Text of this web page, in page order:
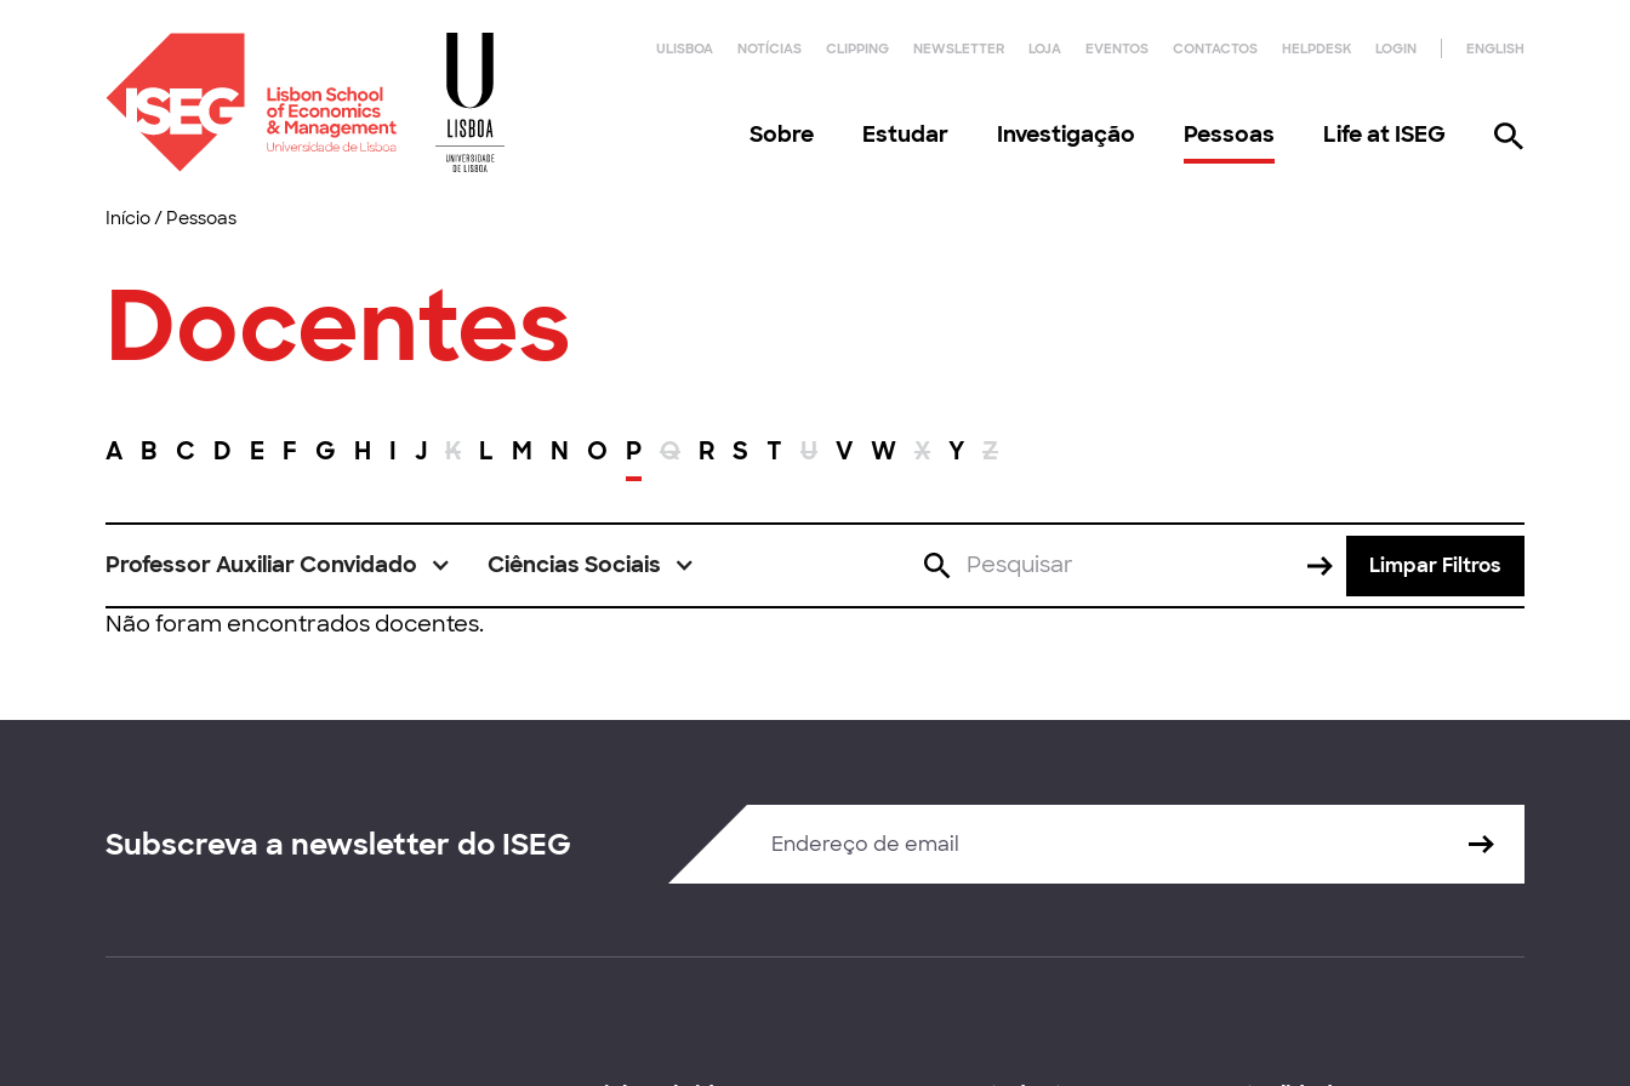
ULISBOA NOTÍCIAS CLIPPING NEWSLETTER LOJA EVENTOS CONTACTOS HELPDESK LOGIN ENGLISH
Sobre Estudar Investigação Pessoas Life at ISEG
Início/ Pessoas
Docentes
A B C D E F G H I J K L M N O P Q R S T U V W X Y Z
Professor Auxiliar Convidado Ciências Sociais Limpar Filtros
Não foram encontrados docentes.
Subscreva a newsletter do ISEG